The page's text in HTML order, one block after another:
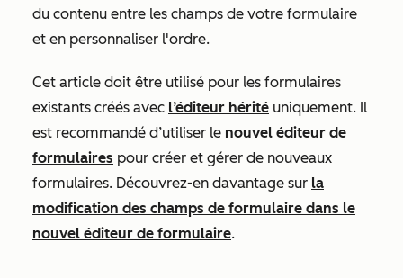
du contenu entre les champs de votre formulaire
et en personnaliser l'ordre.
Cet article doit être utilisé pour les formulaires
existants créés avec l’éditeur hérité uniquement. Il
est recommandé d’utiliser le nouvel éditeur de
formulaires pour créer et gérer de nouveaux
formulaires. Découvrez-en davantage sur la
modification des champs de formulaire dans le
nouvel éditeur de formulaire.